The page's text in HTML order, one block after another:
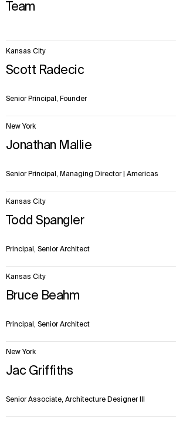
Team
Scott Radecic
Senior Principal, Founder
Kansas City
Jonathan Mallie
Senior Principal, Managing Director | Americas
New York
Todd Spangler
Principal, Senior Architect
Kansas City
Bruce Beahm
Principal, Senior Architect
Kansas City
Jac Griffiths
Senior Associate, Architecture Designer III
New York